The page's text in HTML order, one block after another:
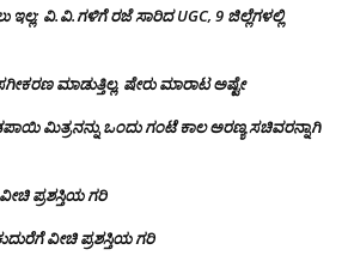
ಇಲ್ಲ; ವಿ.ವಿ.ಗಳಿಗೆ ರಜೆ ಸಾರಿದ UGC, 9 ಜಿಲ್ಲೆಗಳಲ್ಲಿ
ಮಾಡುತ್ತಿಲ್ಲ, ಷೇರು ಮಾರಾಟ ಅಷ್ಟೇ
ಮಿತ್ರನನ್ನು ಒಂದು ಗಂಟೆ ಕಾಲ ಅರಣ್ಯ ಸಚಿವರನ್ನಾಗಿ
ಪ್ರಶಸ್ತಿಯ ಗರಿ
ವೀಚಿ ಪ್ರಶಸ್ತಿಯ ಗರಿ